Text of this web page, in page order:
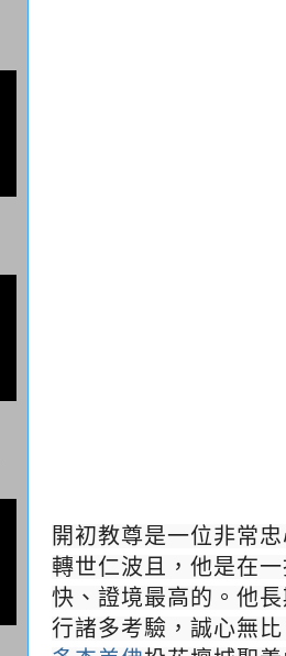
開初教尊是一位非常
轉世仁波且，他是在
快、證境最高的。他
行諸多考驗，誠心無